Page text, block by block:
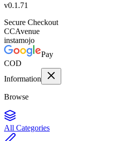
v0.1.71
Secure Checkout
CCAvenue
instamojo
Pay
COD
Information
Browse
All Categories